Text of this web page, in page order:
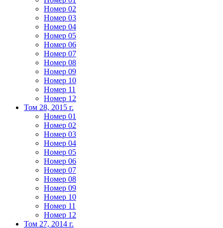
Номер 02
Номер 03
Номер 04
Номер 05
Номер 06
Номер 07
Номер 08
Номер 09
Номер 10
Номер 11
Номер 12
Том 28, 2015 г.
Номер 01
Номер 02
Номер 03
Номер 04
Номер 05
Номер 06
Номер 07
Номер 08
Номер 09
Номер 10
Номер 11
Номер 12
Том 27, 2014 г.